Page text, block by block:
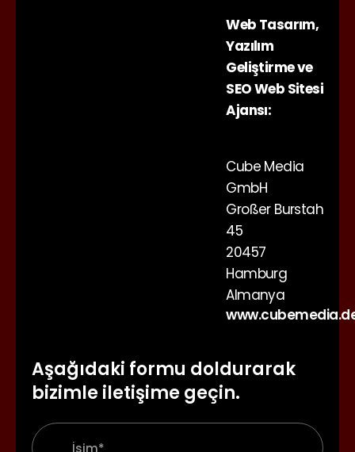
Web Tasarım,
Yazılım
Geliştirme ve
SEO Web Sitesi
Ajansı:
Cube Media
GmbH
Großer Burstah
45
20457
Hamburg
Almanya
Aşağıdaki formu doldurarak
bizimle iletişime geçin.